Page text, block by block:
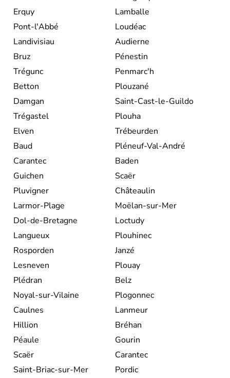
Erquy
Lamballe
Pont-l'Abbé
Loudéac
Landivisiau
Audierne
Bruz
Pénestin
Trégunc
Penmarc'h
Betton
Plouzané
Damgan
Saint-Cast-le-Guildo
Trégastel
Plouha
Elven
Trébeurden
Baud
Pléneuf-Val-André
Carantec
Baden
Guichen
Scaër
Pluvigner
Châteaulin
Larmor-Plage
Moëlan-sur-Mer
Dol-de-Bretagne
Loctudy
Langueux
Plouhinec
Rosporden
Janzé
Lesneven
Plouay
Plédran
Belz
Noyal-sur-Vilaine
Plogonnec
Caulnes
Lanmeur
Hillion
Bréhan
Péaule
Gourin
Scaër
Carantec
Saint-Briac-sur-Mer
Pordic